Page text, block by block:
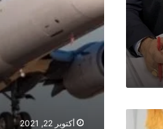
أكتوبر 22, 2021